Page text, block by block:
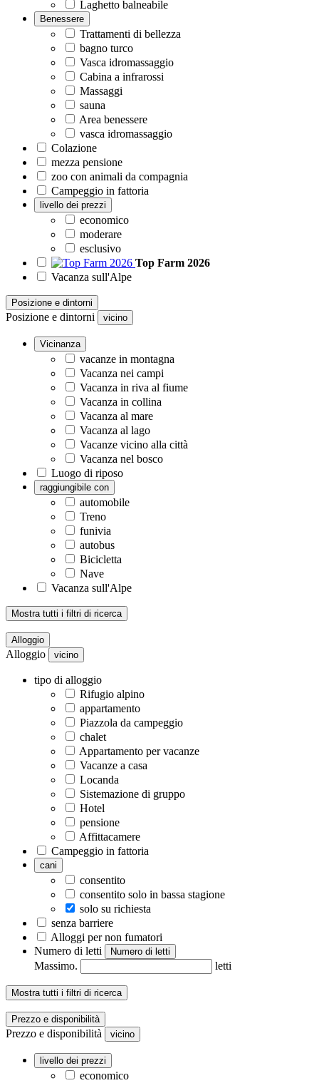
Laghetto balneabile
Benessere
Trattamenti di bellezza
bagno turco
Vasca idromassaggio
Cabina a infrarossi
Massaggi
sauna
Area benessere
vasca idromassaggio
Colazione
mezza pensione
zoo con animali da compagnia
Campeggio in fattoria
livello dei prezzi
economico
moderare
esclusivo
Top Farm 2026
Vacanza sull'Alpe
Posizione e dintorni
Posizione e dintorni vicino
Vicinanza
vacanze in montagna
Vacanza nei campi
Vacanza in riva al fiume
Vacanza in collina
Vacanza al mare
Vacanza al lago
Vacanze vicino alla città
Vacanza nel bosco
Luogo di riposo
raggiungibile con
automobile
Treno
funivia
autobus
Bicicletta
Nave
Vacanza sull'Alpe
Mostra tutti i filtri di ricerca
Alloggio
Alloggio vicino
tipo di alloggio
Rifugio alpino
appartamento
Piazzola da campeggio
chalet
Appartamento per vacanze
Vacanze a casa
Locanda
Sistemazione di gruppo
Hotel
pensione
Affittacamere
Campeggio in fattoria
cani
consentito
consentito solo in bassa stagione
solo su richiesta
senza barriere
Alloggi per non fumatori
Numero di letti
Numero di letti
Massimo. letti
Mostra tutti i filtri di ricerca
Prezzo e disponibilità
Prezzo e disponibilità vicino
livello dei prezzi
economico